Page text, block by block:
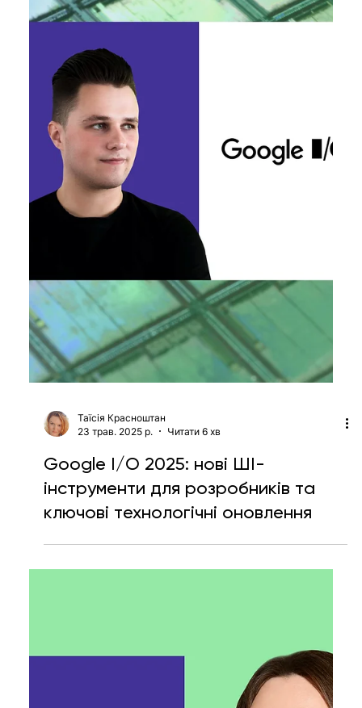
Катерина Шевченко
25 черв. 2025 р.
High Bar for Talent: дайджест
вакансій для фахівців Operations &
Business Development